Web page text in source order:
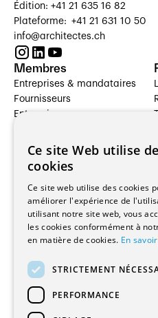
Édition: +41 21 635 16 82
Plateforme: +41 21 631 10 50
info@architectes.ch
Membres
Entreprises & mandataires
Fournisseurs
Entreprises
Architectes paysagistes
Architectes d'intérieur
Entreprises générales
Ingénieurs et mandataires
Fabricants / Fournisseurs
Régies immobilières
Gestion PPE
Ce site Web utilise
cookies
Ce site web utilise des cookies
améliorer l'expérience de
utilisant notre site web, vous
les cookies conformément à
en matière de cookies. En
STRICTEMENT
PERFORMANCE